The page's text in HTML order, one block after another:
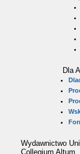
Dla
Wydawnictwo
Collegium Altum